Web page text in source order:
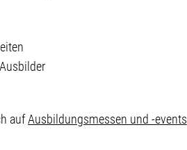
aufAusbildungsmessen und -events